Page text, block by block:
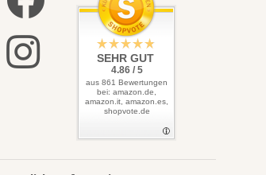
SEHR GUT
4.86 / 5
aus 861 Bewertungen
bei: amazon.de,
amazon.it, amazon.es,
shopvote.de